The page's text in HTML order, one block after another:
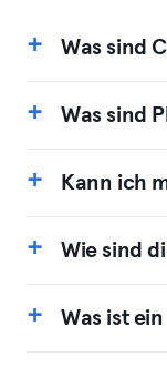
Was sind
Was sind
Kann ich
Wie sind
Was ist